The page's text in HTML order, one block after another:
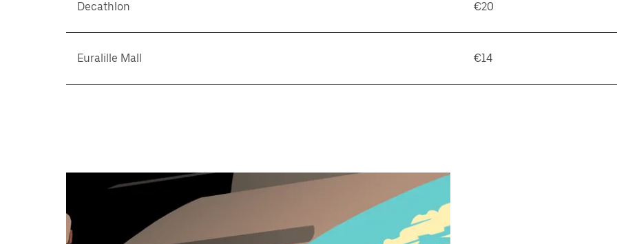
Decathlon €20
Euralille Mall €14